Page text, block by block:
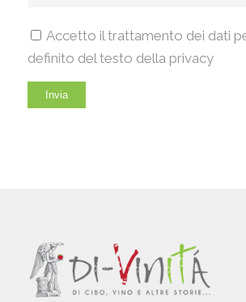
Accetto il trattamento dei dati
definito del testo della privacy